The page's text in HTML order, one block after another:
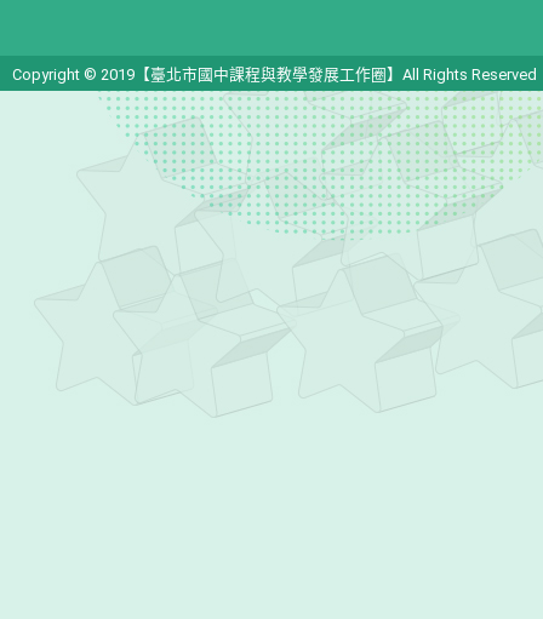
Copyright © 2019【臺北市國中課程與教學發展工作圈】All Rights Reserved